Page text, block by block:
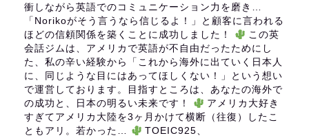
衝しながら英語でのコミュニケーション力を磨き…
「Norikoがそう言うなら信じるよ！」と顧客に言われる
ほどの信頼関係を築くことに成功しました！
この英
会話ジムは、アメリカで英語が不自由だったためにし
た、私の辛い経験から「これから海外に出ていく日本人
に、同じような目にはあってほしくない！」という想い
で運営しております。目指すところは、あなたの海外で
の成功と、日本の明るい未来です！
アメリカ大好き
すぎてアメリカ大陸を3ヶ月かけて横断（往復）したこ
ともアリ。若かった…
TOEIC925、